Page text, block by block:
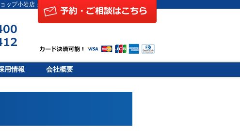
プ小岩店 タキナミネクスト
用情報 会社概要